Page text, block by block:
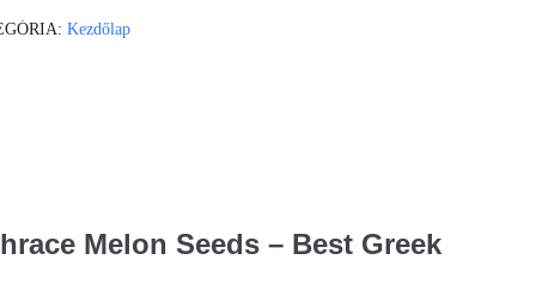
Kezdőlap
Melon Seeds – Best Greek